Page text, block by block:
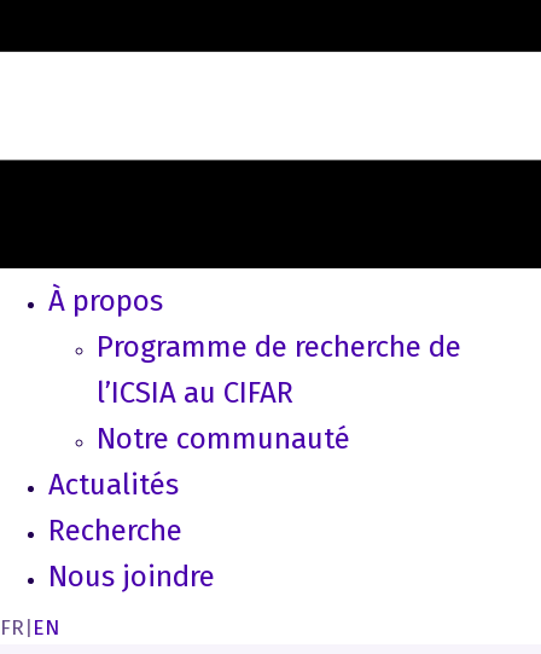
À propos
Programme de recherche de
l’ICSIA au CIFAR
Notre communauté
Actualités
Recherche
Nous joindre
FR EN